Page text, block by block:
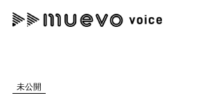
記事を検索する
"読者の声を形にする”音楽特化メ
未公開